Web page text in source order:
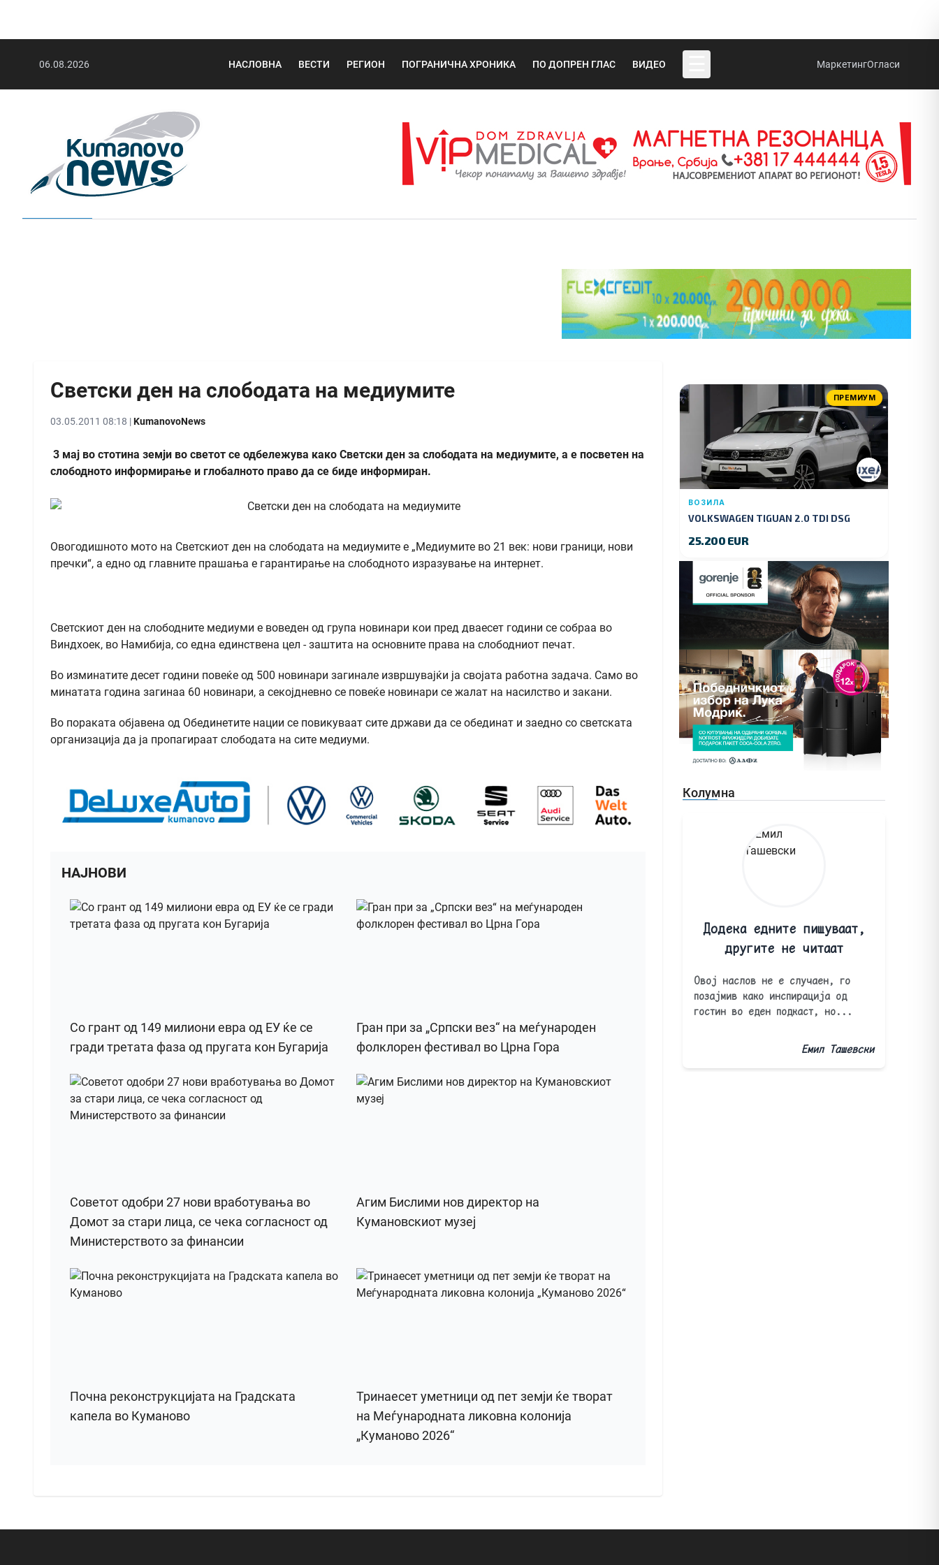
06.08.2026 НАСЛОВНА ВЕСТИ РЕГИОН ПОГРАНИЧНА ХРОНИКА ПО ДОПРЕН ГЛАС ВИДЕО МаркетингОгласи
Светски ден на слободата на медиумите
03.05.2011 08:18 |KumanovoNews
3 мај во стотина земји во светот се одбележува како Светски ден за слободата на медиумите, а е посветен на
слободното информирање и глобалното право да се биде информиран.
Овогодишното мото на Светскиот ден на слободата на медиумите е „Медиумите во 21 век: нови граници, нови
пречки“, а едно од главните прашања е гарантирање на слободното изразување на интернет.
Светскиот ден на слободните медиуми е воведен од група новинари кои пред дваесет години се собраа во
Виндхоек, во Намибија, со една единствена цел - заштита на основните права на слободниот печат.
Во изминатите десет години повеќе од 500 новинари загинале извршувајќи ја својата работна задача. Само во
минатата година загинаа 60 новинари, а секојдневно се повеќе новинари се жалат на насилство и закани.
Во пораката објавена од Обединетите нации се повикуваат сите држави да се обединат и заедно со светската
организација да ја пропагираат слободата на сите медиуми.
НАЈНОВИ
Со грант од 149 милиони евра од ЕУ ќе се
гради третата фаза од пругата кон Бугарија
Гран при за „Српски вез“ на меѓународен
фолклорен фестивал во Црна Гора
Советот одобри 27 нови вработувања во
Домот за стари лица, се чека согласност од
Министерството за финансии
Агим Бислими нов директор на
Кумановскиот музеј
Почна реконструкцијата на Градската
капела во Куманово
Тринаесет уметници од пет земји ќе творат
на Меѓународната ликовна колонија
„Куманово 2026“
ПРЕМИУМ
ВОЗИЛА
VOLKSWAGEN TIGUAN 2.0 TDI DSG
25.200 EUR
Колумна
Додека едните пишуваат,
другите не читаат
Овој наслов не е случаен, го
позајмив како инспирација од
гостин во еден подкаст, но...
Емил Ташевски